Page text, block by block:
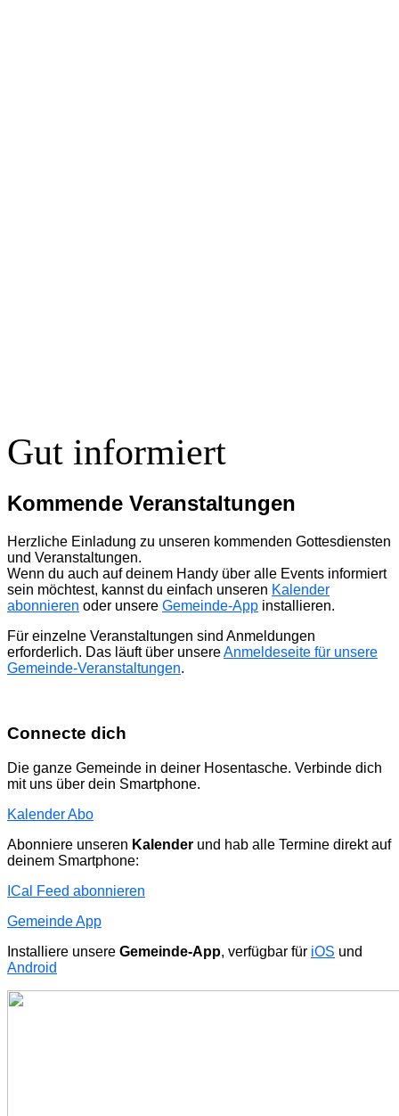
Gut informiert
Kommende Veranstaltungen
Herzliche Einladung zu unseren kommenden Gottesdiensten
und Veranstaltungen.
Wenn du auch auf deinem Handy über alle Events informiert
sein möchtest, kannst du einfach unseren Kalender
abonnieren oder unsere Gemeinde-App installieren.
Für einzelne Veranstaltungen sind Anmeldungen
erforderlich. Das läuft über unsereAnmeldeseite für unsere
Gemeinde-Veranstaltungen.
Connecte dich
Die ganze Gemeinde in deiner Hosentasche. Verbinde dich
mit uns über dein Smartphone.
Kalender Abo
Abonniere unseren Kalender und hab alle Termine direkt auf
deinem Smartphone:
ICal Feed abonnieren
Gemeinde App
Installiere unsere Gemeinde-App, verfügbar für iOS und
Android